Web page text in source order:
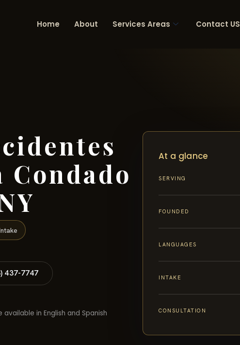
Home About Services Areas Contact US
437-7747
in English and Spanish
At a glance
SERVING
FOUNDED
LANGUAGES
INTAKE
CONSULTATION